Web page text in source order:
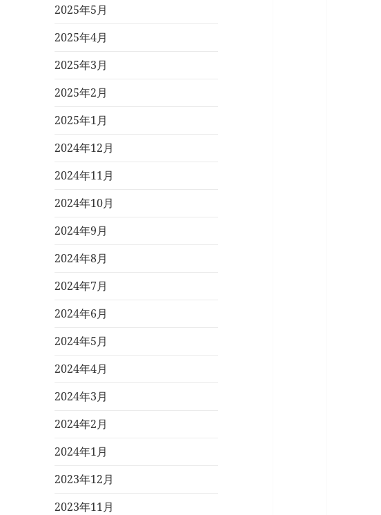
2025年5月
2025年4月
2025年3月
2025年2月
2025年1月
2024年12月
2024年11月
2024年10月
2024年9月
2024年8月
2024年7月
2024年6月
2024年5月
2024年4月
2024年3月
2024年2月
2024年1月
2023年12月
2023年11月